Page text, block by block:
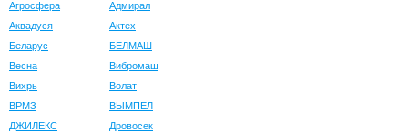
Агросфера
Адмирал
Аквадуся
Актех
Беларус
БЕЛМАШ
Весна
Вибромаш
Вихрь
Волат
ВРМЗ
ВЫМПЕЛ
ДЖИЛЕКС
Дровосек